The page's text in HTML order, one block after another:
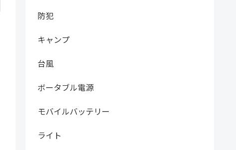
防犯
キャンプ
台風
ボータブル電源
モバイルバッテリー
ライト